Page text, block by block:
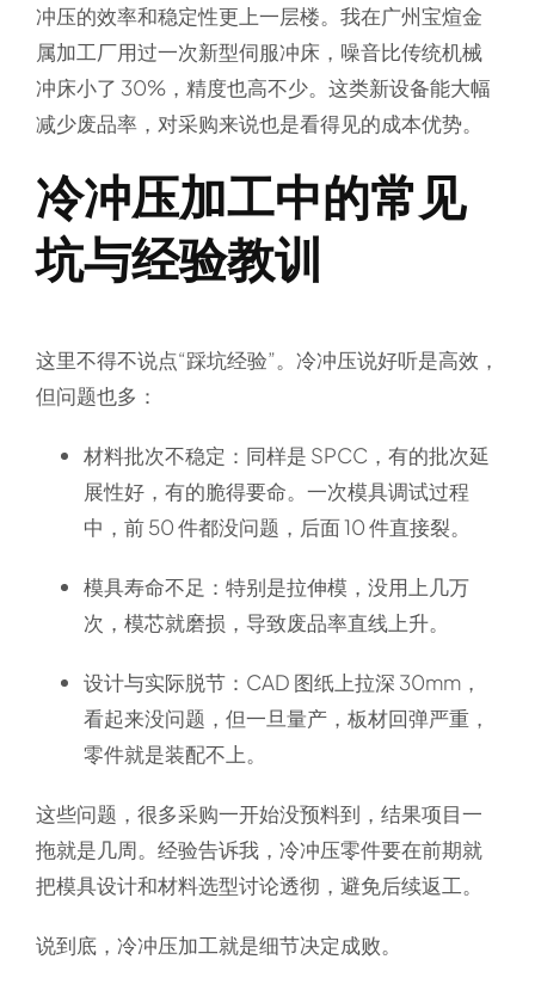
冲压的效率和稳定性更上一层楼。我在广州宝煊金
属加工厂用过一次新型伺服冲床，噪音比传统机械
冲床小了 30%，精度也高不少。这类新设备能大幅
减少废品率，对采购来说也是看得见的成本优势。
冷冲压加工中的常见
坑与经验教训
这里不得不说点“踩坑经验”。冷冲压说好听是高效，
但问题也多：
材料批次不稳定 ：同样是 SPCC，有的批次延
展性好，有的脆得要命。一次模具调试过程
中，前 50 件都没问题，后面 10 件直接裂。
模具寿命不足 ：特别是拉伸模，没用上几万
次，模芯就磨损，导致废品率直线上升。
设计与实际脱节：CAD 图纸上拉深 30mm，
看起来没问题，但一旦量产，板材回弹严重，
零件就是装配不上。
这些问题，很多采购一开始没预料到，结果项目一
拖就是几周。经验告诉我，冷冲压零件要在前期就
把模具设计和材料选型讨论透彻，避免后续返工。
说到底，冷冲压加工就是细节决定成败。